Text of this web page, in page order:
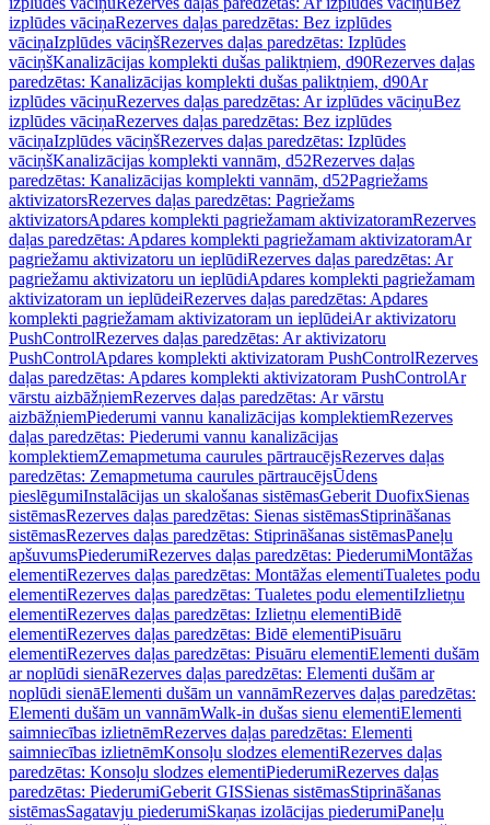
izplūdes vāciņaRezerves daļas paredzētas: Bez izplūdes
vāciņaIzplūdes vāciņšRezerves daļas paredzētas: Izplūdes
vāciņšKanalizācijas komplekti dušas paliktņiem, d90Rezerves daļas
paredzētas: Kanalizācijas komplekti dušas paliktņiem, d90Ar
izplūdes vāciņuRezerves daļas paredzētas: Ar izplūdes vāciņuBez
izplūdes vāciņaRezerves daļas paredzētas: Bez izplūdes
vāciņaIzplūdes vāciņšRezerves daļas paredzētas: Izplūdes
vāciņšKanalizācijas komplekti vannām, d52Rezerves daļas
paredzētas: Kanalizācijas komplekti vannām, d52Pagriežams
aktivizatorsRezerves daļas paredzētas: Pagriežams
aktivizatorsApdares komplekti pagriežamam aktivizatoramRezerves
daļas paredzētas: Apdares komplekti pagriežamam aktivizatoramAr
pagriežamu aktivizatoru un ieplūdiRezerves daļas paredzētas: Ar
pagriežamu aktivizatoru un ieplūdiApdares komplekti pagriežamam
aktivizatoram un ieplūdeiRezerves daļas paredzētas: Apdares
komplekti pagriežamam aktivizatoram un ieplūdeiAr aktivizatoru
PushControlRezerves daļas paredzētas: Ar aktivizatoru
PushControlApdares komplekti aktivizatoram PushControlRezerves
daļas paredzētas: Apdares komplekti aktivizatoram PushControlAr
vārstu aizbāžņiemRezerves daļas paredzētas: Ar vārstu
aizbāžņiemPiederumi vannu kanalizācijas komplektiemRezerves
daļas paredzētas: Piederumi vannu kanalizācijas
komplektiemZemapmetuma caurules pārtraucējsRezerves daļas
paredzētas: Zemapmetuma caurules pārtraucējsŪdens
pieslēgumiInstalācijas un skalošanas sistēmasGeberit DuofixSienas
sistēmasRezerves daļas paredzētas: Sienas sistēmasStiprināšanas
sistēmasRezerves daļas paredzētas: Stiprināšanas sistēmasPaneļu
apšuvumsPiederumiRezerves daļas paredzētas: PiederumiMontāžas
elementiRezerves daļas paredzētas: Montāžas elementiTualetes podu
elementiRezerves daļas paredzētas: Tualetes podu elementiIzlietņu
elementiRezerves daļas paredzētas: Izlietņu elementiBidē
elementiRezerves daļas paredzētas: Bidē elementiPisuāru
elementiRezerves daļas paredzētas: Pisuāru elementiElementi dušām
ar noplūdi sienāRezerves daļas paredzētas: Elementi dušām ar
noplūdi sienāElementi dušām un vannāmRezerves daļas paredzētas:
Elementi dušām un vannāmWalk-in dušas sienu elementiElementi
saimniecības izlietnēmRezerves daļas paredzētas: Elementi
saimniecības izlietnēmKonsoļu slodzes elementiRezerves daļas
paredzētas: Konsoļu slodzes elementiPiederumiRezerves daļas
paredzētas: PiederumiGeberit GISSienas sistēmasStiprināšanas
sistēmasSagatavju piederumiSkaņas izolācijas piederumiPaneļu